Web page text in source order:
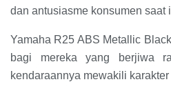
dan antusiasme konsumen saat
Yamaha R25 ABS Metallic
bagi mereka yang berjiwa
kendaraannya mewakili karakter